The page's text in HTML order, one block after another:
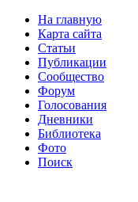
На главную
Карта сайта
Статьи
Публикации
Сообщество
Форум
Голосования
Дневники
Библиотека
Фото
Поиск